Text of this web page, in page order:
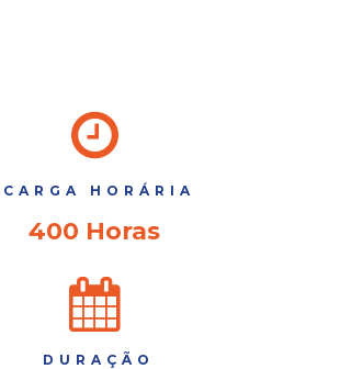
CARGA HORÁRIA
400 Horas
DURAÇÃO